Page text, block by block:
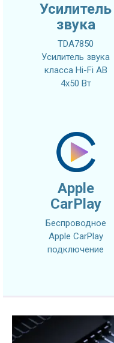
Усилитель
звука
TDA7850
Усилитель звука
класса Hi-Fi AB
4x50 Вт
Apple
CarPlay
Беспроводное
Apple CarPlay
подключение